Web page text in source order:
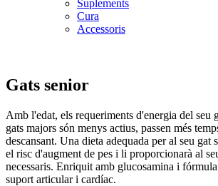
Suplements
Cura
Accessoris
Gats senior
Amb l'edat, els requeriments d'energia del seu
gats majors són menys actius, passen més
descansant. Una dieta adequada per al seu gat
el risc d'augment de pes i li proporcionarà al
necessaris. Enriquit amb glucosamina i
suport articular i cardíac.